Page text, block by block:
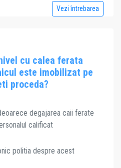
Vezi întrebarea
cu calea ferata
este imobilizat pe
proceda?
degajarea caii ferate
calificat
politia despre acest